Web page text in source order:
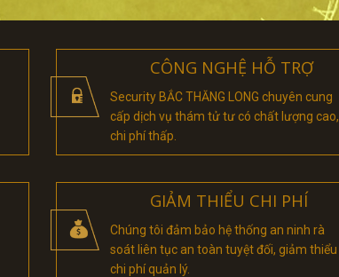
CÔNG NGHỆ HỖ TRỢ
Security BẮC THĂNG LONG chuyên cung
cấp dịch vụ thám tử tư có chất lượng cao,
chi phí thấp.
GIẢM THIỂU CHI PHÍ
Chúng tôi đảm bảo hệ thống an ninh rà
soát liên tục an toàn tuyệt đối, giảm thiểu
chi phí quản lý.